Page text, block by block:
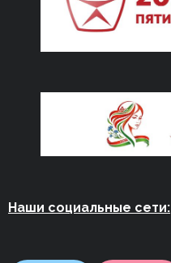
Наши социальные сети: